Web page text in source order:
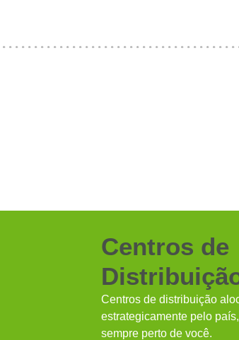
Centros de
Centros de distribuição
estrategicamente pelo
sempre perto de você.